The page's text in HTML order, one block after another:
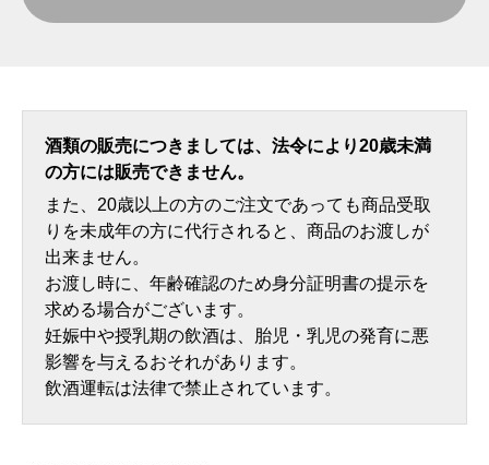
酒類の販売につきましては、法令により20歳未満
の方には販売できません。
また、20歳以上の方のご注文であっても商品受取
りを未成年の方に代行されると、商品のお渡しが
出来ません。
お渡し時に、年齢確認のため身分証明書の提示を
求める場合がございます。
妊娠中や授乳期の飲酒は、胎児・乳児の発育に悪
影響を与えるおそれがあります。
飲酒運転は法律で禁止されています。